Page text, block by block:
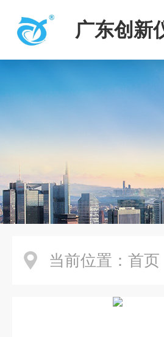
广东创新
当前位置： 首页